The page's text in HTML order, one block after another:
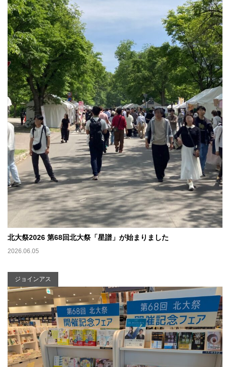
北大祭2026 第68回北大祭「星譜」が始まりました
2026.06.05
ジョインアス